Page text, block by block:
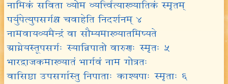
नामिकं सविता व्योम व्यर्त्त्वित्याख्यातिकं स्मृतम्
पर्युपेत्युपसर्गश्च चवाहेति निदर्शनम् ४
नामवायव्यमैन्द्रं वा सौम्यमाख्यातमिष्यते
आग्नेयस्तूपसर्गः स्यान्निपातो वारुणः स्मृतः ५
भारद्वाजकमाख्यातं भार्गवं नाम गोत्रतः
वासिष्ठा उपसर्गास्तु निपाताः काश्यपाः स्मृताः ६